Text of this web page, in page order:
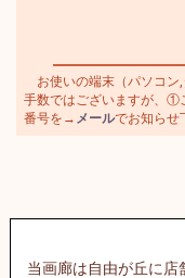
お使いの端末（パソコン,
手数ではございますが、①
番号を→ メールでお知らせ
当画廊は自由が丘に